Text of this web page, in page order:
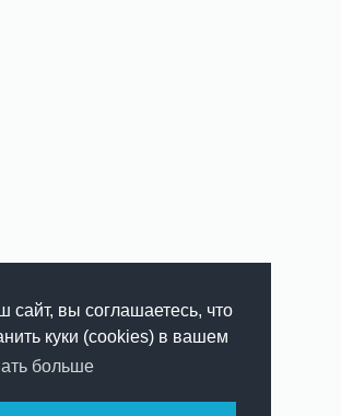
сайт, вы соглашаетесь, что
куки (cookies) в вашем
больше